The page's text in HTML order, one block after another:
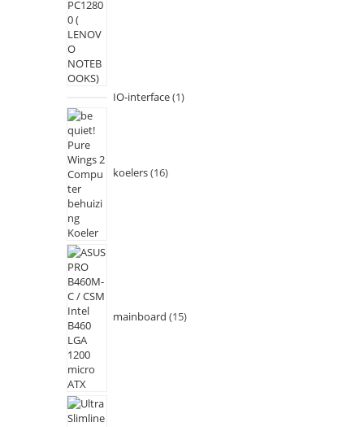
IO-interface 1
koelers 16
mainboard 15